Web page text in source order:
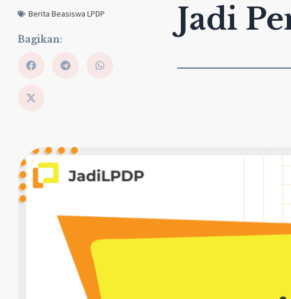
Berita Beasiswa LPDP
Bagikan:
Jadi